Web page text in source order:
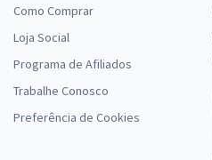
Como Comprar
Loja Social
Programa de Afiliados
Trabalhe Conosco
Preferência de Cookies